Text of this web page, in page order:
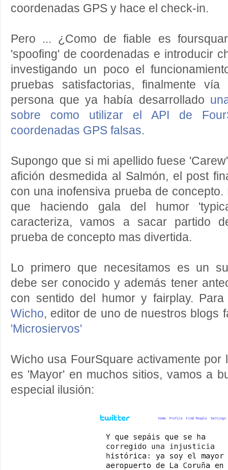
coordenadas GPS y hace el check-in.
Pero ... ¿Como de fiable es
'spoofing' de coordenadas e introducir
investigando un poco el
pruebas satisfactorias, finalmente
persona que ya había desarrollado
sobre como utilizar el API de
coordenadas GPS falsas.
Supongo que si mi apellido fuese
afición desmedida al Salmón, el post
con una inofensiva prueba de
que haciendo gala del humor
caracteriza, vamos a sacar partido
prueba de concepto mas divertida.
Lo primero que necesitamos es un
debe ser conocido y además tener
con sentido del humor y fairplay.
Wicho, editor de uno de nuestros blogs
'Microsiervos'
Wicho usa FourSquare activamente por
es 'Mayor' en muchos sitios, vamos a
especial ilusión: